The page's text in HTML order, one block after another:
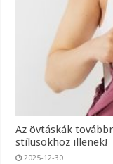
Az övtáskák
stílusokhoz illenek!
2025-12-30